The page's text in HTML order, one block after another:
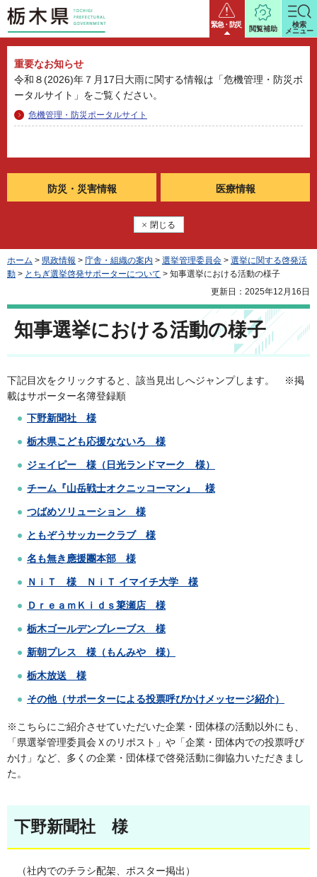
栃木県 緊急・防災
重要なお知らせ
令和８(2026)年７月17日大雨に関する情報は「危機管理・防災ポ
ータルサイト」をご覧ください。
危機管理・防災ポータルサイト
防災・ 災害情報 医療情報
閉じる
閲覧補助
検索
メニュー
ホーム > 県政情報 > 庁舎・組織の案内 > 選挙管理委員会 > 選挙に関する啓発活
動 > とちぎ選挙啓発サポーターについて > 知事選挙における活動の様子
更新日：2025年12月16日
知事選挙における活動の様子
下記目次をクリックすると、該当見出しへジャンプします。 ※掲
載はサポーター名簿登録順
下野新聞社 様
栃木県こども応援なないろ 様
ジェイピー 様（日光ランドマーク 様）
チーム『山岳戦士オクニッコーマン』 様
つばめソリューション 様
ともぞうサッカークラブ 様
名も無き應援團本部 様
ＮｉＴ 様 ＮｉＴ イマイチ大学 様
ＤｒｅａｍＫｉｄｓ簗瀬店 様
栃木ゴールデンブレーブス 様
新朝プレス 様（もんみや 様）
栃木放送 様
その他（サポーターによる投票呼びかけメッセージ紹介）
※こちらにご紹介させていただいた企業・団体様の活動以外にも、
「県選挙管理委員会Ｘのリポスト」や「企業・団体内での投票呼び
かけ」など、多くの企業・団体様で啓発活動に御協力いただきまし
た。
下野新聞社 様
（社内でのチラシ配架、ポスター掲出）